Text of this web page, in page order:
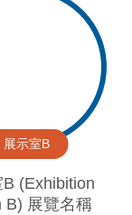
展示室B
B (Exhibition
B) 展覽名稱